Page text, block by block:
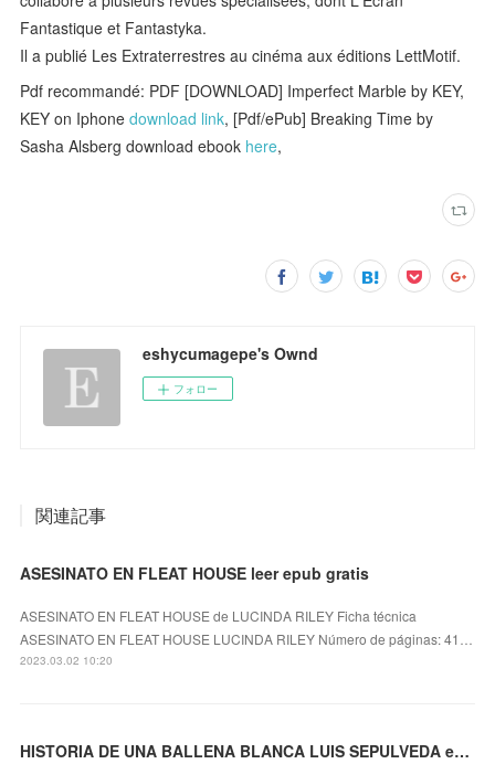
Fantastique et Fantastyka.
Il a publié Les Extraterrestres au cinéma aux éditions LettMotif.
Pdf recommandé: PDF [DOWNLOAD] Imperfect Marble by KEY,
KEY on Iphonedownload link, [Pdf/ePub] Breaking Time by
Sasha Alsberg download ebook here,
eshycumagepe's Ownd
フォロー
関連記事
ASESINATO EN FLEAT HOUSE leer epub gratis
ASESINATO EN FLEAT HOUSE de LUCINDA RILEY Ficha técnica
ASESINATO EN FLEAT HOUSE LUCINDA RILEY Número de páginas: 41…
2023.03.02 10:20
HISTORIA DE UNA BALLENA BLANCA LUIS SEPULVEDA ePub gratis